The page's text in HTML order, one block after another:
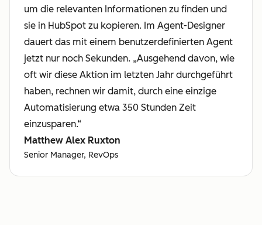
um die relevanten Informationen zu finden und
sie in HubSpot zu kopieren. Im Agent-Designer
dauert das mit einem benutzerdefinierten Agent
jetzt nur noch Sekunden. „Ausgehend davon, wie
oft wir diese Aktion im letzten Jahr durchgeführt
haben, rechnen wir damit, durch eine einzige
Automatisierung etwa 350 Stunden Zeit
einzusparen.“
Matthew Alex Ruxton
Senior Manager, RevOps